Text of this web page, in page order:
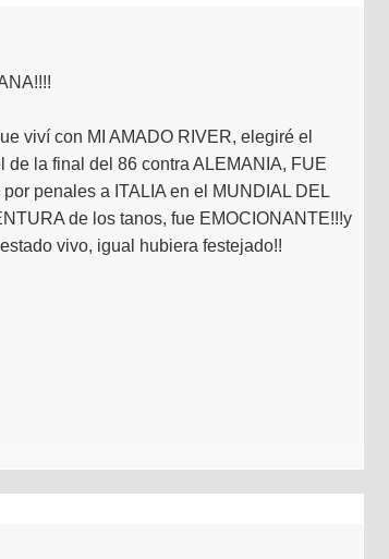
viví con MI AMADO RIVER, elegiré el
la final del 86 contra ALEMANIA, FUE
penales a ITALIA en el MUNDIAL DEL
de los tanos, fue EMOCIONANTE!!!y
vivo, igual hubiera festejado!!